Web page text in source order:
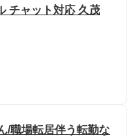
チャット対応 久茂
/職場転居伴う転勤な